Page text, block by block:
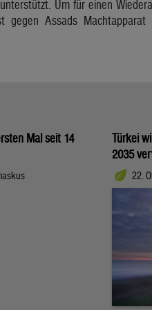
Um für einen
gegen Assads Machtapparat
Mal seit 14
Türkei
2035
22.